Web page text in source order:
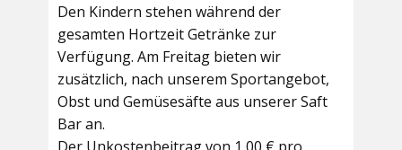
Den Kindern stehen während der
gesamten Hortzeit Getränke zur
Verfügung. Am Freitag bieten wir
zusätzlich, nach unserem Sportangebot,
Obst und Gemüsesäfte aus unserer Saft
Bar an.